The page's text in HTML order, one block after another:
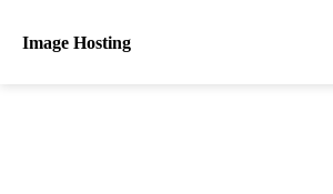
Image Hosting